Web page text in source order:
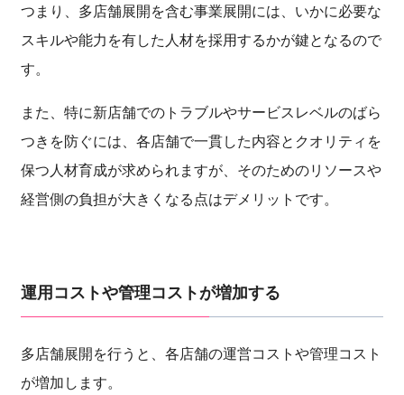
つまり、多店舗展開を含む事業展開には、いかに必要な
スキルや能力を有した人材を採用するかが鍵となるので
す。
また、特に新店舗でのトラブルやサービスレベルのばら
つきを防ぐには、各店舗で一貫した内容とクオリティを
保つ人材育成が求められますが、そのためのリソースや
経営側の負担が大きくなる点はデメリットです。
運用コストや管理コストが増加する
多店舗展開を行うと、各店舗の運営コストや管理コスト
が増加します。